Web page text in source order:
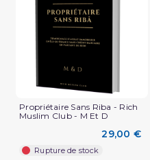
Propriétaire Sans Riba - Rich
Muslim Club - M Et D
29,00 €
Rupture de stock